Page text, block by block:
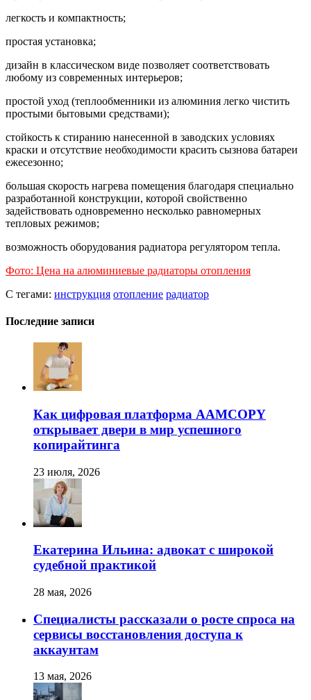
легкость и компактность;
простая установка;
дизайн в классическом виде позволяет соответствовать
любому из современных интерьеров;
простой уход (теплообменники из алюминия легко чистить
простыми бытовыми средствами);
стойкость к стиранию нанесенной в заводских условиях
краски и отсутствие необходимости красить сызнова батареи
ежесезонно;
большая скорость нагрева помещения благодаря специально
разработанной конструкции, которой свойственно
задействовать одновременно несколько равномерных
тепловых режимов;
возможность оборудования радиатора регулятором тепла.
Фото: Цена на алюминиевые радиаторы отопления
С тегами: инструкция отопление радиатор
Последние записи
Как цифровая платформа AAMCOPY
открывает двери в мир успешного
копирайтинга
23 июля, 2026
Екатерина Ильина: адвокат с широкой
судебной практикой
28 мая, 2026
Специалисты рассказали о росте спроса на
сервисы восстановления доступа к
аккаунтам
13 мая, 2026